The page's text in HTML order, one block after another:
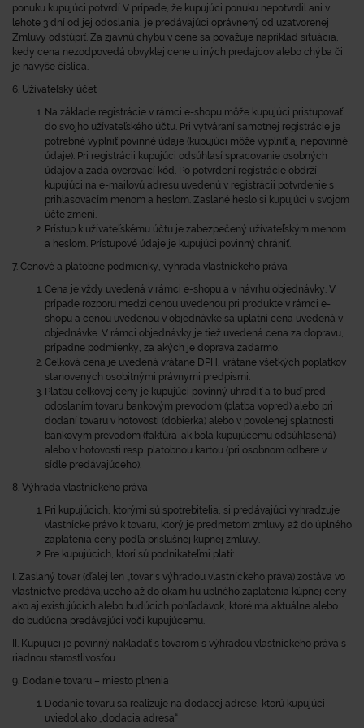
ponuku kupujúci potvrdí V prípade, že kupujúci ponuku nepotvrdil ani v
lehote 3 dní od jej odoslania, je predávajúci oprávnený od uzatvorenej
Zmluvy odstúpiť. Za zjavnú chybu v cene sa považuje napríklad situácia,
kedy cena nezodpovedá obvyklej cene u iných predajcov alebo chýba či
je navyše číslica.
6. Užívateľský účet
Na základe registrácie v rámci e-shopu môže kupujúci pristupovať
do svojho užívateľského účtu. Pri vytváraní samotnej registrácie je
potrebné vyplniť povinné údaje (kupujúci môže vyplniť aj nepovinné
údaje). Pri registrácii kupujúci odsúhlasí spracovanie osobných
údajov a zadá overovací kód. Po potvrdení registrácie obdrží
kupujúci na e-mailovú adresu uvedenú v registrácii potvrdenie s
prihlasovacím menom a heslom. Zaslané heslo si kupujúci v svojom
účte zmení.
Prístup k užívateľskému účtu je zabezpečený užívateľským menom
a heslom. Prístupové údaje je kupujúci povinný chrániť.
7. Cenové a platobné podmienky, výhrada vlastníckeho práva
Cena je vždy uvedená v rámci e-shopu a v návrhu objednávky. V
prípade rozporu medzi cenou uvedenou pri produkte v rámci e-
shopu a cenou uvedenou v objednávke sa uplatní cena uvedená v
objednávke. V rámci objednávky je tiež uvedená cena za dopravu,
prípadne podmienky, za akých je doprava zadarmo.
Celková cena je uvedená vrátane DPH, vrátane všetkých poplatkov
stanovených osobitnými právnymi predpismi.
Platbu celkovej ceny je kupujúci povinný uhradiť a to buď pred
odoslaním tovaru bankovým prevodom (platba vopred) alebo pri
dodaní tovaru v hotovosti (dobierka) alebo v povolenej splatnosti
bankovým prevodom (faktúra-ak bola kupujúcemu odsúhlasená)
alebo v hotovosti resp. platobnou kartou (pri osobnom odbere v
sídle predávajúceho).
8. Výhrada vlastníckeho práva
Pri kupujúcich, ktorými sú spotrebitelia, si predávajúci vyhradzuje
vlastnícke právo k tovaru, ktorý je predmetom zmluvy až do úplného
zaplatenia ceny podľa príslušnej kúpnej zmluvy.
Pre kupujúcich, ktorí sú podnikateľmi platí:
I. Zaslaný tovar (ďalej len „tovar s výhradou vlastníckeho práva) zostáva vo
vlastníctve predávajúceho až do okamihu úplného zaplatenia kúpnej ceny
ako aj existujúcich alebo budúcich pohľadávok, ktoré má aktuálne alebo
do budúcna predávajúci voči kupujúcemu.
II. Kupujúci je povinný nakladať s tovarom s výhradou vlastníckeho práva s
riadnou starostlivosťou.
9. Dodanie tovaru – miesto plnenia
Dodanie tovaru sa realizuje na dodacej adrese, ktorú kupujúci
uviedol ako „dodacia adresa“